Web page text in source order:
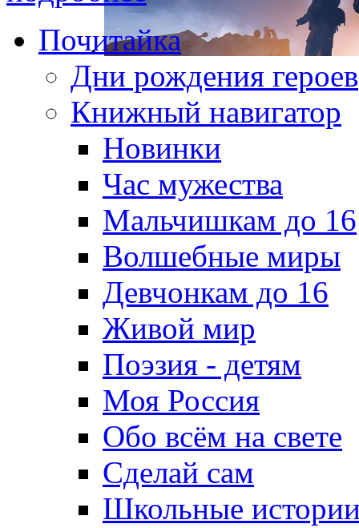
Почитайка
Дни рождения героев
Книжный навигатор
Новинки
Час мужества
Мальчишкам до 16
Волшебные миры
Девчонкам до 16
Живой мир
Поэзия - детям
Моя Россия
Обо всём на свете
Сделай сам
Школьные